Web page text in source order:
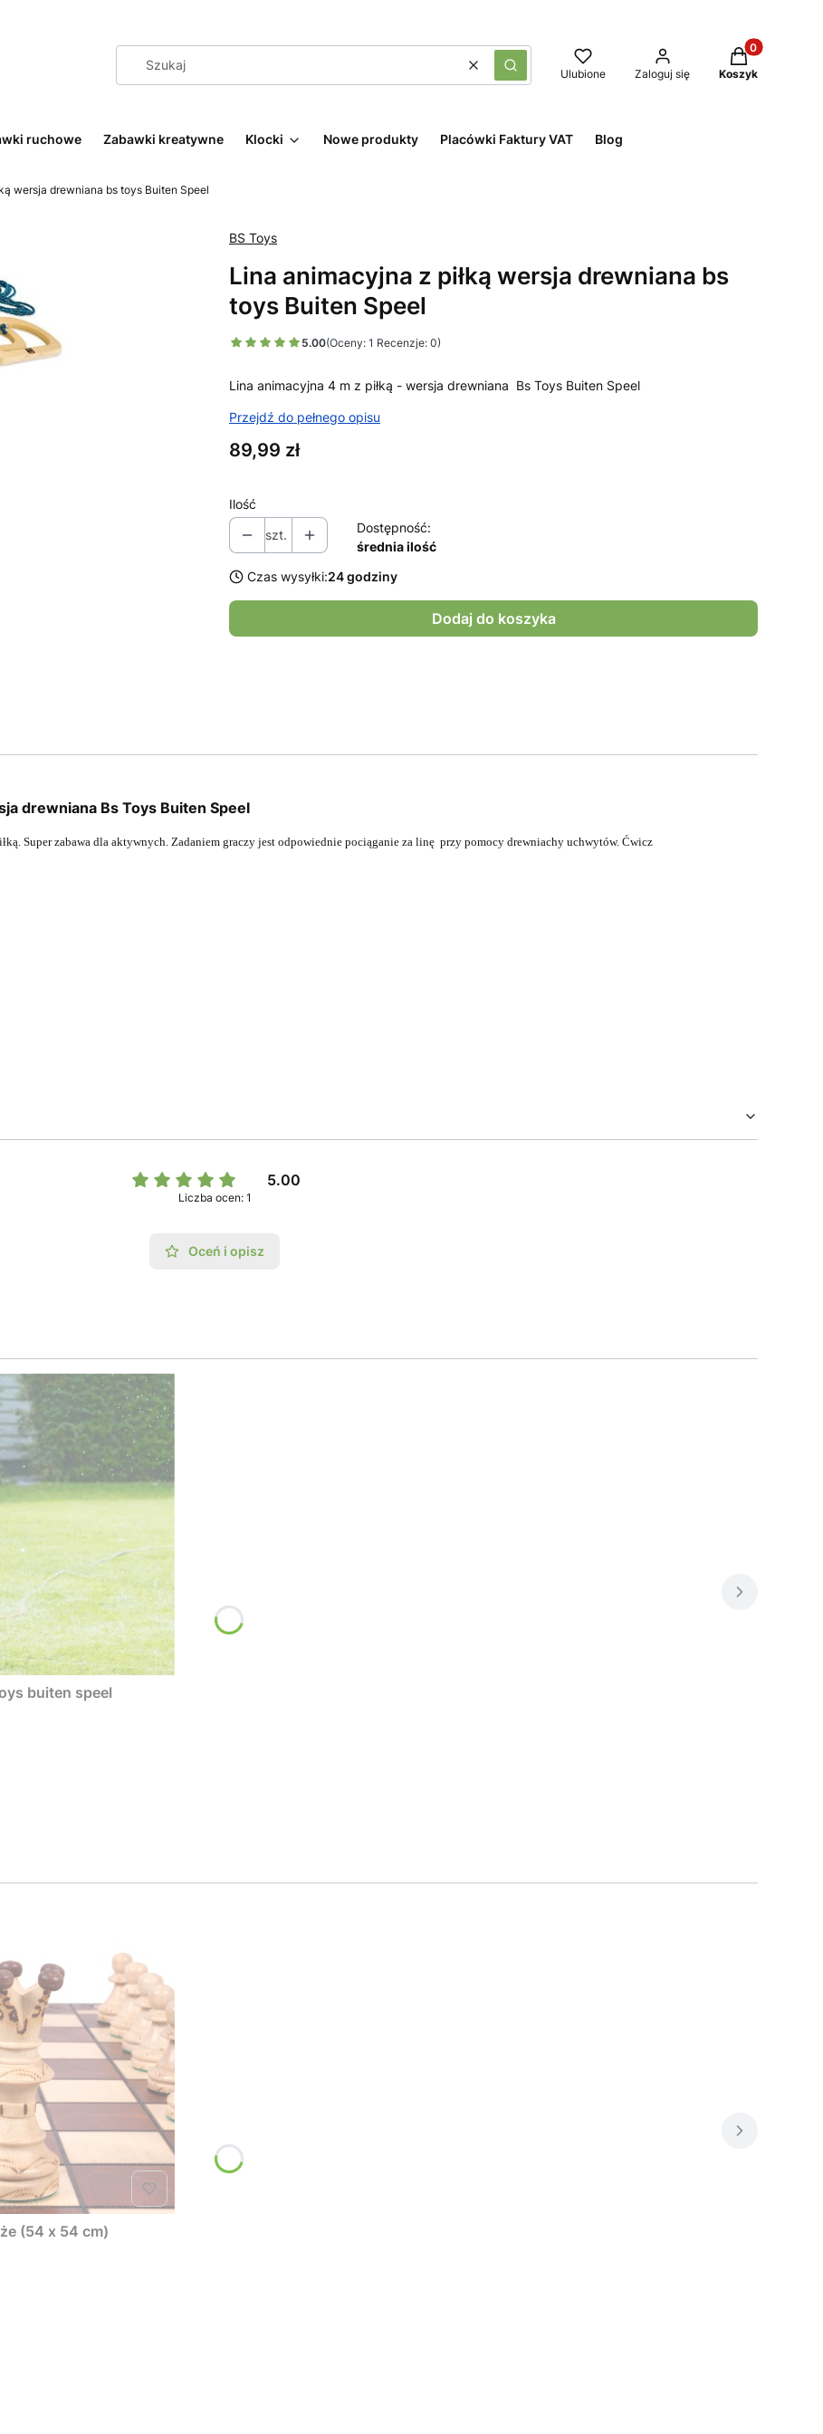
WyczyśćSzukaj Ulubione Zaloguj się
Produkty w
Koszyk
ruchowe Zabawki kreatywne Klocki Nowe produkty Placówki Faktury VAT Blog
wersja drewniana bs toys Buiten Speel
BS Toys
Lina animacyjna z piłką wersja drewniana bs
toys Buiten Speel
5.00(Oceny: 1 Recenzje: 0)
Lina animacyjna 4 m z piłką - wersja drewniana Bs Toys Buiten Speel
Przejdź do pełnego opisu
Cena
89,99 zł
Ilość
szt.
Dostępność:
średnia ilość
Czas wysyłki:24 godziny
Dodaj do koszyka
drewniana Bs Toys Buiten Speel
Super zabawa dla aktywnych. Zadaniem graczy jest odpowiednie pociąganie za linę przy pomocy drewniachy uchwytów. Ćwicz
5.00
Liczba ocen: 1
Oceń i opisz
buiten speel
- duże (54 x 54 cm)